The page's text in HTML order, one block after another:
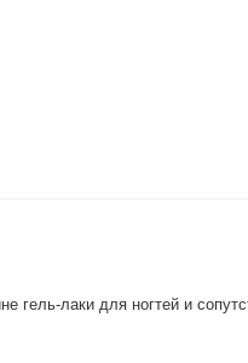
гель-лаки для ногтей и